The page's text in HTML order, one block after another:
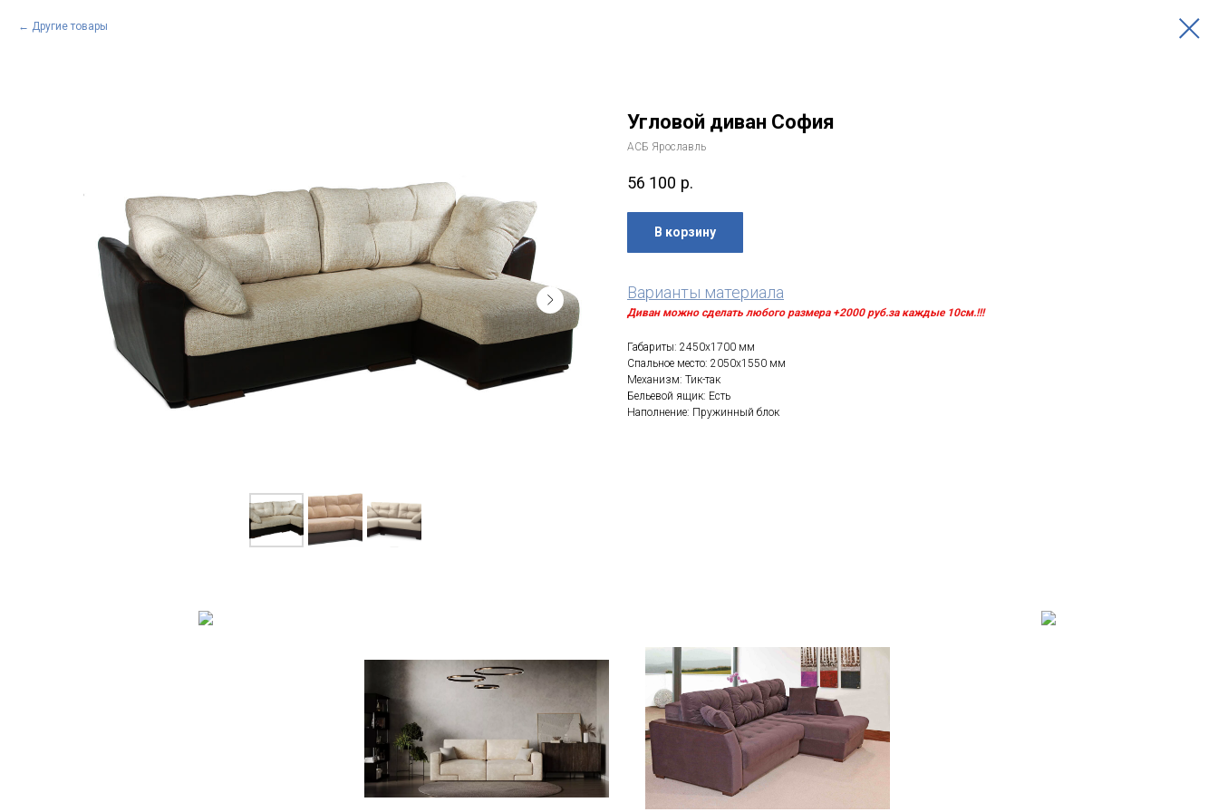
Другие товары
Угловой диван София
АСБ Ярославль
56 100 р.
В корзину
Варианты материала
Диван можно сделать любого размера +2000 руб.за каждые 10см.!!!
Габариты: 2450x1700 мм
Спальное место: 2050х1550 мм
Механизм: Тик-так
Бельевой ящик: Есть
Наполнение: Пружинный блок